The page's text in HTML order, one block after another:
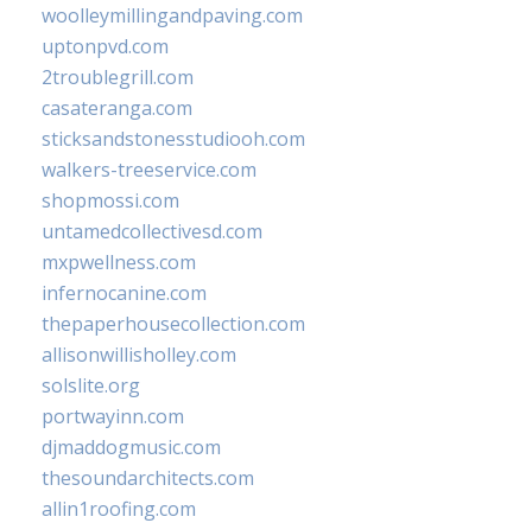
woolleymillingandpaving.com
uptonpvd.com
2troublegrill.com
casateranga.com
sticksandstonesstudiooh.com
walkers-treeservice.com
shopmossi.com
untamedcollectivesd.com
mxpwellness.com
infernocanine.com
thepaperhousecollection.com
allisonwillisholley.com
solslite.org
portwayinn.com
djmaddogmusic.com
thesoundarchitects.com
allin1roofing.com